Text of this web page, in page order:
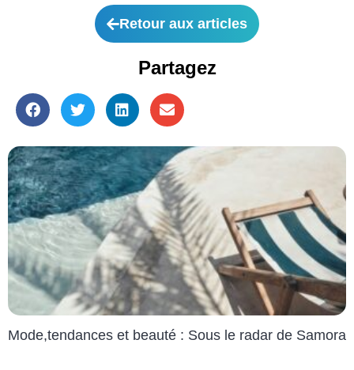
Retour aux articles
Partagez
Mode,tendances et beauté : Sous le radar de Samora